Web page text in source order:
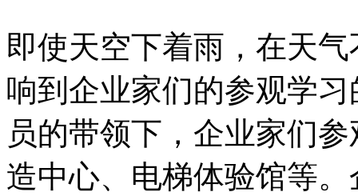
即使天空下着雨，在天
响到企业家们的参观学
员的带领下，企业家们
造中心、电梯体验馆等